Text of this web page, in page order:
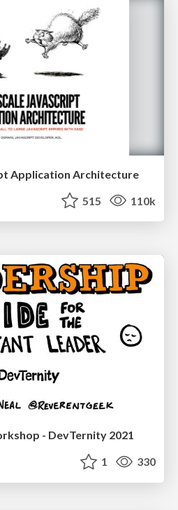
Application Architecture
515 110k
- DevTernity 2021
1 330